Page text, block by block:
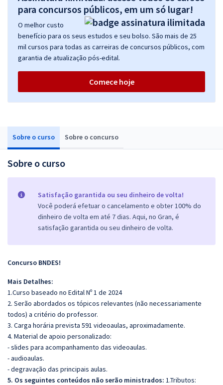
Sobre o curso Sobre o concurso
Sobre o curso
Satisfação garantida ou seu dinheiro de volta!
Você poderá efetuar o cancelamento e obter 100% do
dinheiro de volta em até 7 dias. Aqui, no Gran, é
satisfação garantida ou seu dinheiro de volta.
Concurso BNDES!
Mais Detalhes:
1.Curso baseado no Edital Nº 1 de 2024
2. Serão abordados os tópicos relevantes (não necessariamente
todos) a critério do professor.
3. Carga horária prevista 591 videoaulas, aproximadamente.
4. Material de apoio personalizado:
- slides para acompanhamento das videoaulas.
- audioaulas.
- degravação das principais aulas.
5. Os seguintes conteúdos não serão ministrados: 1.Tributos:
para concursos públicos, em um só lugar!
O melhor custo
benefício para os seus estudos e seu bolso. São mais de 25
mil cursos para todas as carreiras de concursos públicos, com
garantia de atualização pós-edital.
Comece hoje